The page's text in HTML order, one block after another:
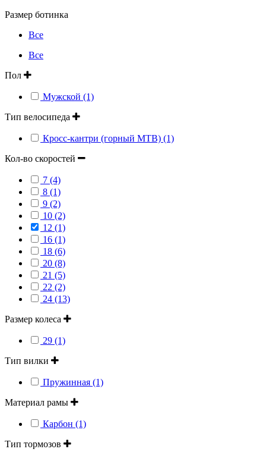
Размер ботинка
Все
Все
Пол
Мужской (1)
Тип велосипеда
Кросс-кантри (горный MTB) (1)
Кол-во скоростей
7 (4)
8 (1)
9 (2)
10 (2)
12 (1)
16 (1)
18 (6)
20 (8)
21 (5)
22 (2)
24 (13)
Размер колеса
29 (1)
Тип вилки
Пружинная (1)
Материал рамы
Карбон (1)
Тип тормозов